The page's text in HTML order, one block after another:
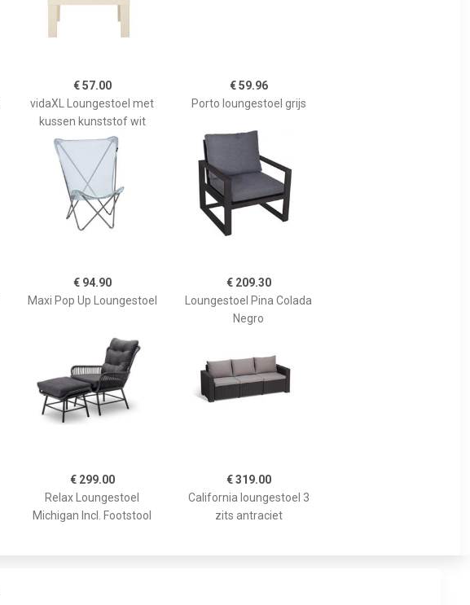
€ 57.00
vidaXL Loungestoel met
kussen kunststof wit
€ 59.96
Porto loungestoel grijs
€ 94.90
Maxi Pop Up Loungestoel
€ 209.30
Loungestoel Pina Colada
Negro
€ 299.00
Relax Loungestoel
Michigan Incl. Footstool
€ 319.00
California loungestoel 3
zits antraciet